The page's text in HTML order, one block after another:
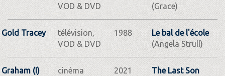
VOD & DVD
(Grace)
Gold Tracey
télévision,
VOD & DVD
1988
Le bal de l'école
(Angela Strull)
Graham (I)
cinéma 2021
The Last Son